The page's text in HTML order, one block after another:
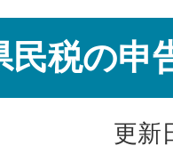
民税の申
更新